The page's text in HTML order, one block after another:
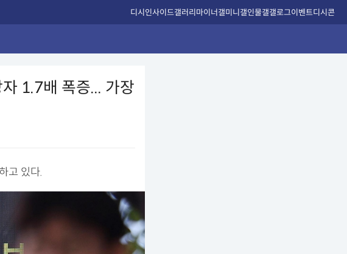
디시인사이드갤러리마이너갤미니갤인물갤갤로그이벤트디시콘
1.7배 폭증... 가장
고 있다.